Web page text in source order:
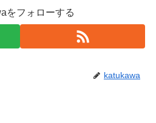
をフォローする
katukawa